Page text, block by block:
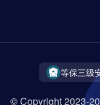
等保三级
© Copyright 2023-